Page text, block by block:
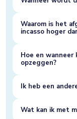
Waarom is het
incasso hoger
Hoe en wanneer
opzeggen?
Ik heb een
Wat kan ik met